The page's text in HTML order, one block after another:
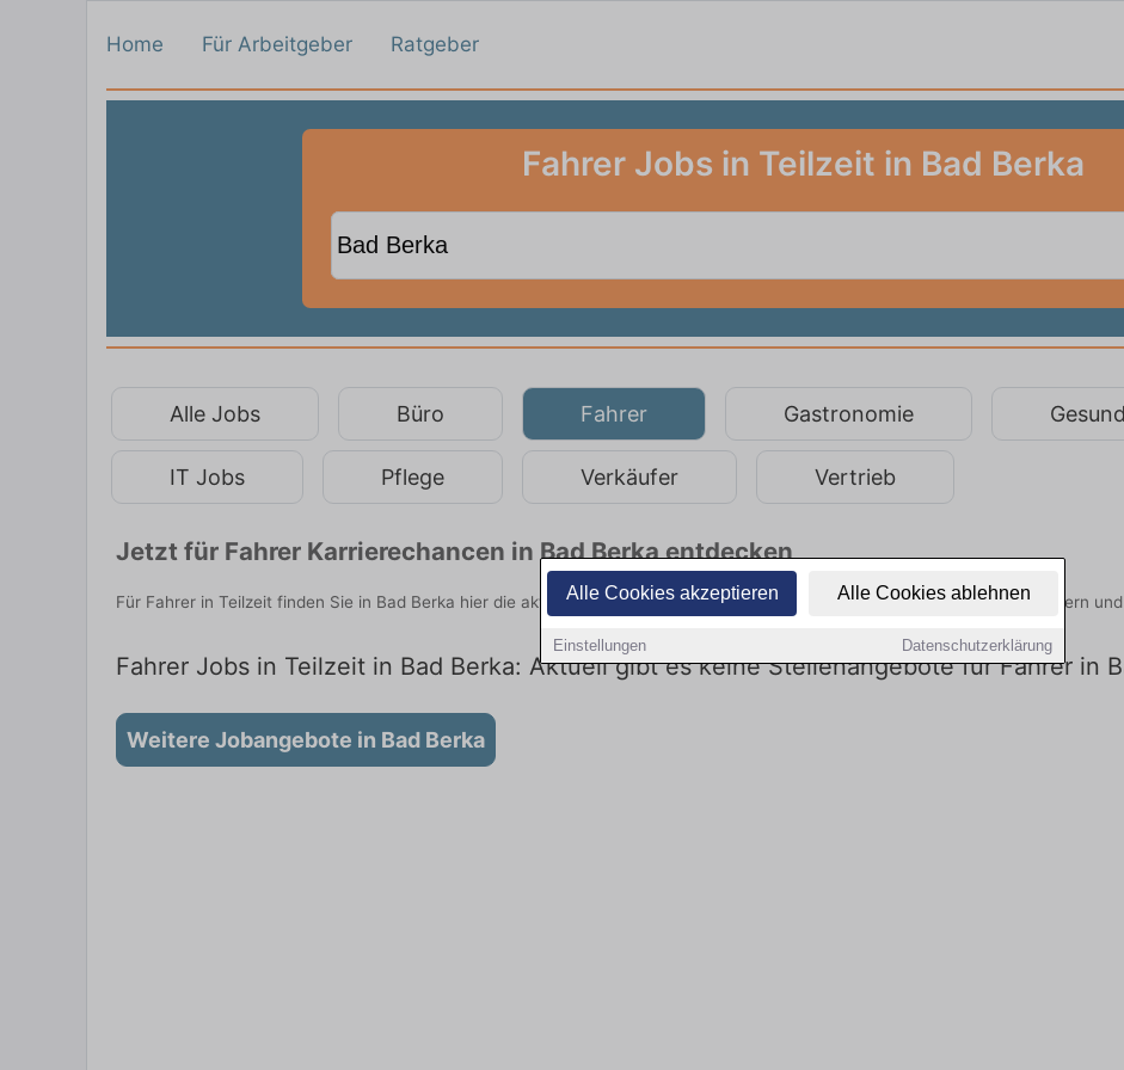
Alle Cookies akzeptieren Alle Cookies ablehnen
Einstellungen Datenschutzerklärung
Home Für Arbeitgeber Ratgeber
Fahrer Jobs in Teilzeit in Bad Berka
Alle Jobs Büro Fahrer Gastronomie
IT Jobs Pflege Verkäufer Vertrieb
Jetzt für Fahrer Karrierechancen in Bad Berka entdecken
Für Fahrer in Teilzeit finden Sie in Bad Berka hier die aktuellsten Angebote. Entdecken Sie freie Optionen von Top-Arbeitgebern
Fahrer Jobs in Teilzeit in Bad Berka: Aktuell gibt es keine Stellenangebote für Fahrer in
Weitere Jobangebote in Bad Berka